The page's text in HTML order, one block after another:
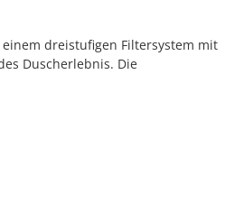
dreistufigen Filtersystem mit
Duscherlebnis. Die